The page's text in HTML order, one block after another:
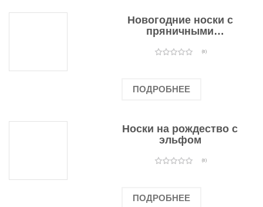
Новогодние носки с
пряничными
(0)
ПОДРОБНЕЕ
Носки на рождество с
эльфом
(0)
ПОДРОБНЕЕ